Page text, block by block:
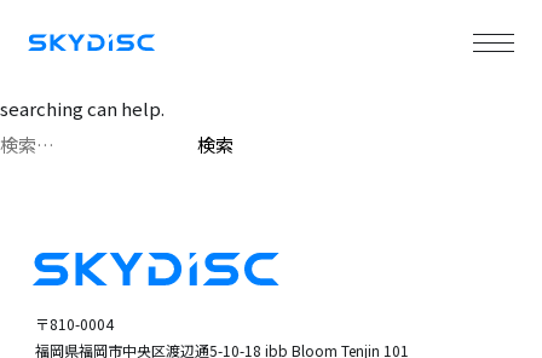
Nothing Found
searching can help.
検
〒810-0004
福岡県福岡市中央区渡辺通5-10-18 ibb Bloom Tenjin 101